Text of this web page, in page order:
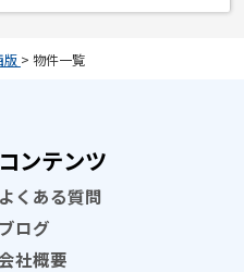
版 > 物件一覧
コンテンツ
よくある質問
ブログ
社概要